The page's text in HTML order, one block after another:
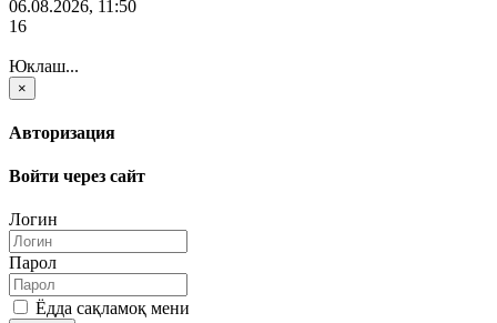
06.08.2026, 11:50
16
Юклаш...
×
Авторизация
Войти через сайт
Логин
Парол
Ёдда сақламоқ мени